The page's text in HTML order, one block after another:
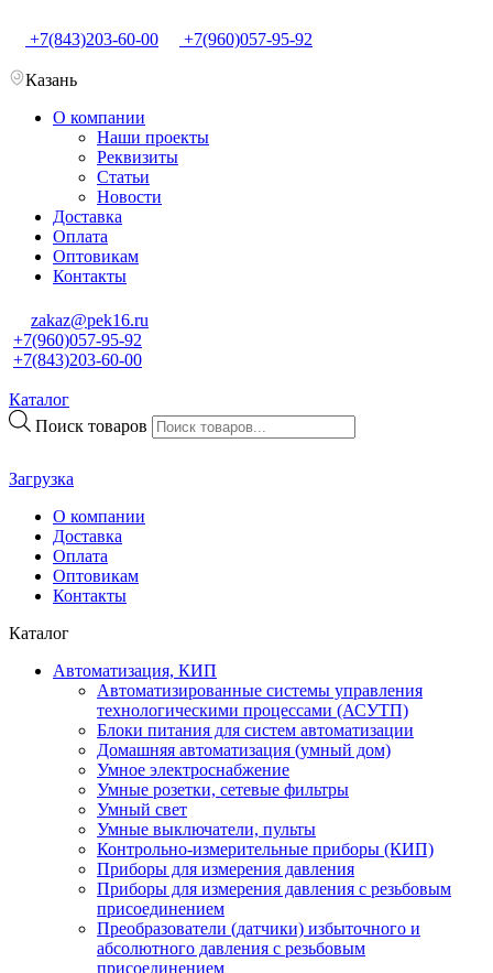
+7(843)203-60-00 +7(960)057-95-92
Казань
О компании
Наши проекты
Реквизиты
Статьи
Новости
Доставка
Оплата
Оптовикам
Контакты
zakaz@pek16.ru
+7(960)057-95-92
+7(843)203-60-00
Каталог
Поиск товаров
Загрузка
О компании
Доставка
Оплата
Оптовикам
Контакты
Каталог
Автоматизация, КИП
Автоматизированные системы управления
технологическими процессами (АСУТП)
Блоки питания для систем автоматизации
Домашняя автоматизация (умный дом)
Умное электроснабжение
Умные розетки, сетевые фильтры
Умный свет
Умные выключатели, пульты
Контрольно-измерительные приборы (КИП)
Приборы для измерения давления
Приборы для измерения давления с резьбовым
присоединением
Преобразователи (датчики) избыточного и
абсолютного давления с резьбовым
присоединением